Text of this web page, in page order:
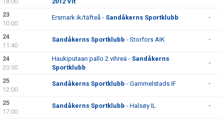
23
10:00
Ersmark ik/täfteå - Sandåkerns Sportklubb -
24
11:40
Sandåkerns Sportklubb - Storfors AIK -
24
20:50
Haukiputaan pallo 2 vihreä - Sandåkerns
Sportklubb
-
25
12:00
Sandåkerns Sportklubb - Gammelstads IF -
25
17:00
Sandåkerns Sportklubb - Halsøy IL -